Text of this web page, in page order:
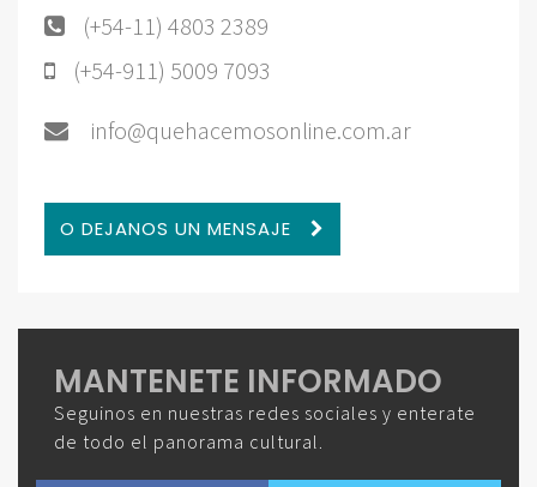
(+54-11) 4803 2389
(+54-911) 5009 7093
info@quehacemosonline.com.ar
O DEJANOS UN MENSAJE
MANTENETE INFORMADO
Seguinos en nuestras redes sociales y enterate
de todo el panorama cultural.